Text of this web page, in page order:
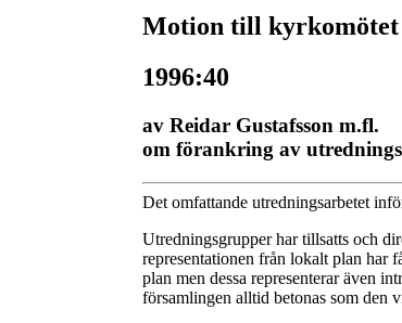
Motion till kyrkomötet
1996:40
av Reidar Gustafsson m.fl.
om förankring av
Det omfattande utredningsarbetet
Utredningsgrupper har tillsatts och
representationen från lokalt plan har
plan men dessa representerar även
församlingen alltid betonas som den